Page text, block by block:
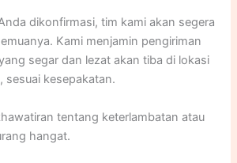
dikonfirmasi, tim kami akan segera
Kami menjamin pengiriman
segar dan lezat akan tiba di lokasi
sesuai kesepakatan.
tentang keterlambatan atau
hangat.